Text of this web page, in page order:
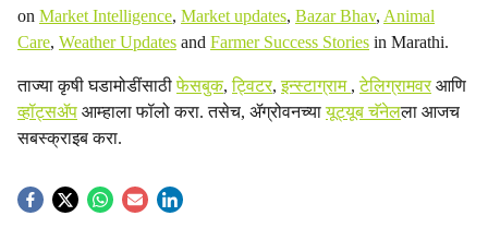
on Market Intelligence, Market updates, Bazar Bhav, Animal
Care, Weather Updates and Farmer Success Stories in Marathi.
ताज्या कृषी घडामोडींसाठीफेसबुक,ट्विटर,इन्स्टाग्राम ,टेलिग्रामवरआणि
व्हॉट्सॲप आम्हाला फॉलो करा. तसेच, ॲग्रोवनच्यायूट्यूब चॅनेलला आजच
सबस्क्राइब करा.